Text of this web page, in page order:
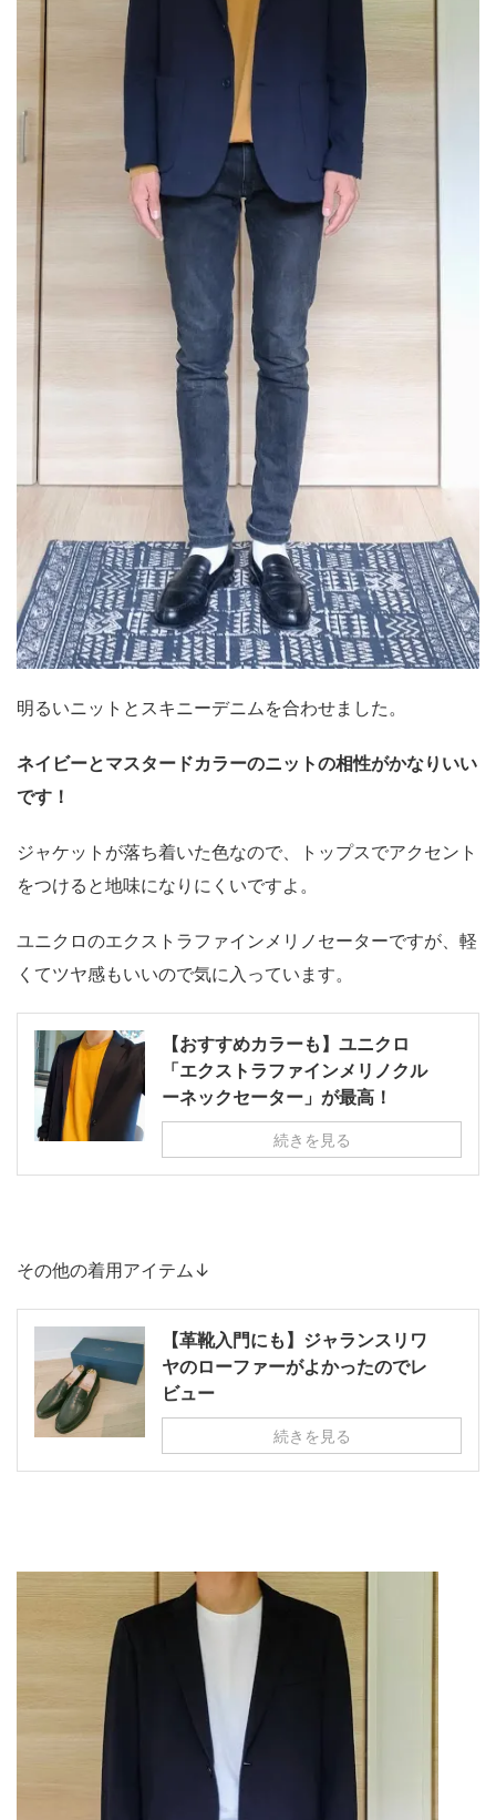
明るいニットとスキニーデニムを合わせました。
ネイビーとマスタードカラーのニットの相性がかなりいい
です！
ジャケットが落ち着いた色なので、トップスでアクセント
をつけると地味になりにくいですよ。
ユニクロのエクストラファインメリノセーターですが、軽
くてツヤ感もいいので気に入っています。
【おすすめカラーも】ユニクロ
「エクストラファインメリノクル
ーネックセーター」が最高！
続きを見る
その他の着用アイテム↓
【革靴入門にも】ジャランスリワ
ヤのローファーがよかったのでレ
ビュー
続きを見る